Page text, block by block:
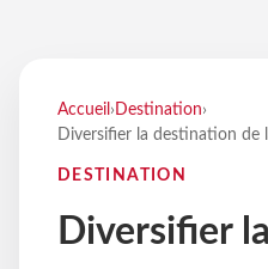
Accueil › Destination›
Diversifier la destination de
DESTINATION
Diversifier